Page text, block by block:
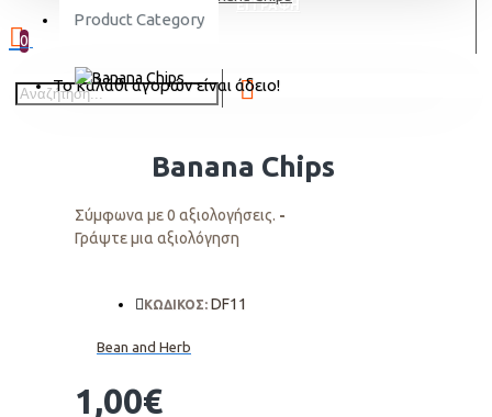
ΕΓΓΡΑΦΗ
Product Category
0
Το καλάθι αγορών είναι άδειο!
Banana Chips
Σύμφωνα με 0 αξιολογήσεις. -
Γράψτε μια αξιολόγηση
1,00€
ΚΩΔΙΚΟΣ: DF11
Bean and Herb